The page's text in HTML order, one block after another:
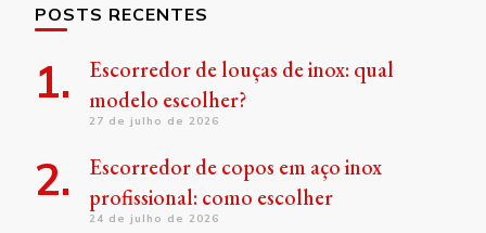
POSTS RECENTES
Escorredor de louças de inox: qual
modelo escolher?
27 de julho de 2026
Escorredor de copos em aço inox
profissional: como escolher
24 de julho de 2026